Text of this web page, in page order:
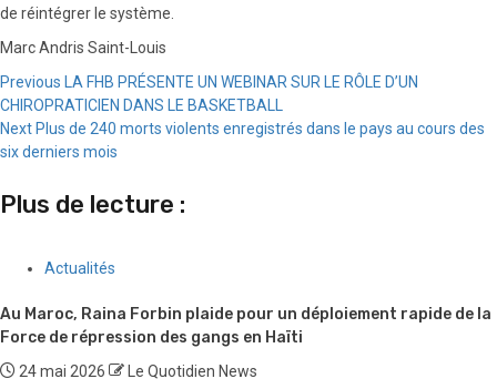
de réintégrer le système.
Marc Andris Saint-Louis
Continue
Reading
Previous LA FHB PRÉSENTE UN WEBINAR SUR LE RÔLE D’UN
CHIROPRATICIEN DANS LE BASKETBALL
Next Plus de 240 morts violents enregistrés dans le pays au cours des
six derniers mois
Plus de lecture :
Actualités
Au Maroc, Raina Forbin plaide pour un déploiement rapide de la
Force de répression des gangs en Haïti
24 mai 2026 Le Quotidien News